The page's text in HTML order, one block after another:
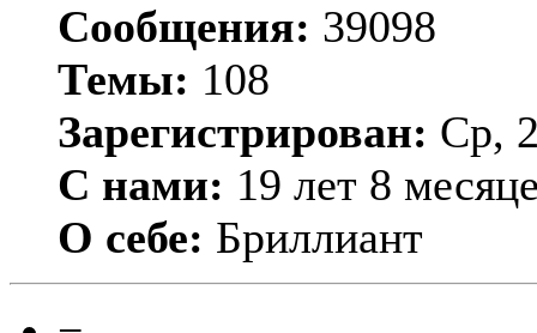
Сообщения: 39098
Темы: 108
Зарегистрирован: Ср,
С нами: 19 лет 8
О себе: Бриллиант